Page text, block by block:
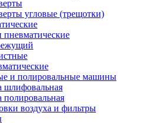
угловые (трещотки)
пневматические
и полировальные машины
воздуха и фильтры